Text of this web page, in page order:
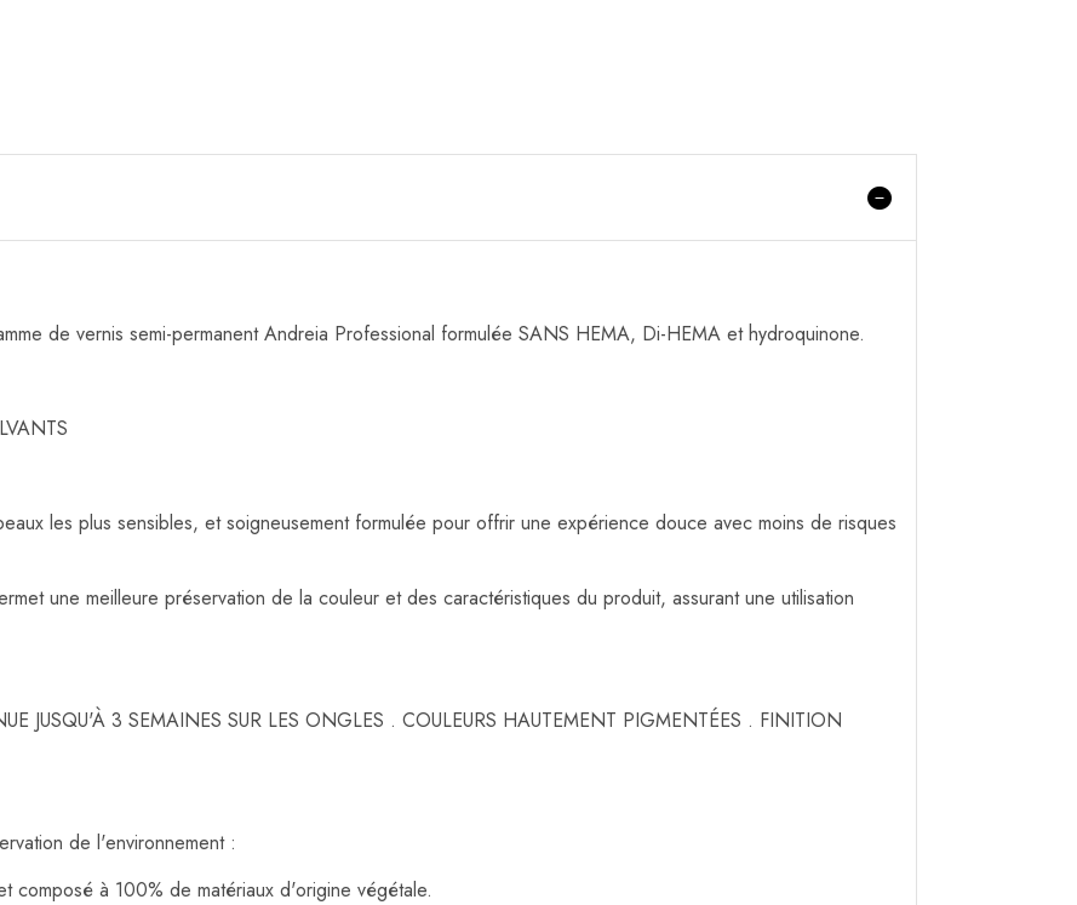
de vernis semi-permanent Andreia Professional formulée SANS HEMA, Di-HEMA et hydroquinone.
les plus sensibles, et soigneusement formulée pour offrir une expérience douce avec moins de risques
une meilleure préservation de la couleur et des caractéristiques du produit, assurant une utilisation
JUSQU'À 3 SEMAINES SUR LES ONGLES . COULEURS HAUTEMENT PIGMENTÉES . FINITION
de l'environnement :
composé à 100% de matériaux d'origine végétale.